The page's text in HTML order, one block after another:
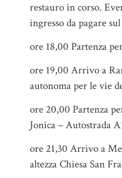
restauro in corso.
ingresso da pagare
ore 18,00 Partenza
ore 19,00 Arrivo a
autonoma per le vie
ore 20,00 Partenza
Jonica – Autostrada
ore 21,30 Arrivo a
altezza Chiesa San